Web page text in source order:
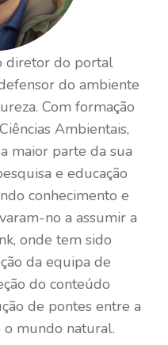
diretor do portal
do ambiente
Com formação
Ambientais,
maior parte da sua
e educação
conhecimento e
no a assumir a
onde tem sido
da equipa de
do conteúdo
de pontes entre a
mundo natural.